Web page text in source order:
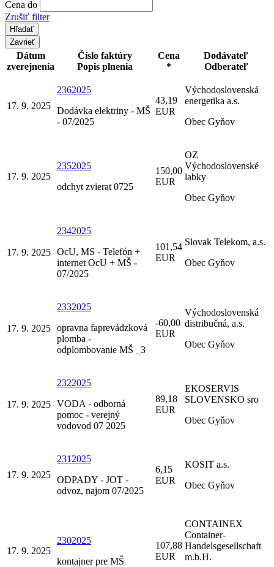
Cena do
Zrušiť filter
Zavrieť
Dátum
zverejnenia
Číslo faktúry
Popis plnenia
Cena
*
Dodávateľ
Odberateľ
17. 9. 2025
2362025
Dodávka elektriny - MŠ
- 07/2025
43,19
EUR
Východoslovenská
energetika a.s.
Obec Gyňov
17. 9. 2025
2352025
odchyt zvierat 0725
150,00
EUR
OZ
Východoslovenské
labky
Obec Gyňov
17. 9. 2025
2342025
OcU, MS - Telefón +
internet OcU + MŠ -
07/2025
101,54
EUR
Slovak Telekom, a.s.
Obec Gyňov
17. 9. 2025
2332025
opravna faprevádzková
plomba -
odplombovanie MŠ _3
-60,00
EUR
Východoslovenská
distribučná, a.s.
Obec Gyňov
17. 9. 2025
2322025
VODA - odborná
pomoc - verejný
vodovod 07 2025
89,18
EUR
EKOSERVIS
SLOVENSKO sro
Obec Gyňov
17. 9. 2025
2312025
ODPADY - JOT -
odvoz, najom 07/2025
6,15
EUR
KOSIT a.s.
Obec Gyňov
17. 9. 2025
2302025
kontajner pre MŠ
107,88
EUR
CONTAINEX
Container-
Handelsgesellschaft
m.b.H.